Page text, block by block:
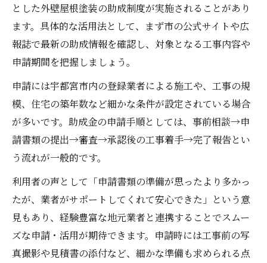
とした外壁屋根塗装の助成制度が実施されることがあり
ます。具体的な活用法として、まず市の公式サイトや広
報誌で最新の助成情報を確認し、対象となる工事内容や
申請期間を把握しましょう。
申請には宇都宮市内の登録業者による施工や、工事の規
模、住宅の築年数など細かな条件が設定されている場合
が多いです。助成金の申請手順としては、事前相談→申
請書類の提出→審査→承認後の工事着手→完了報告とい
う流れが一般的です。
利用者の声として「申請書類の準備が思ったより多かっ
たが、業者がサポートしてくれて安心できた」という意
見もあり、経験豊富な地元業者と連携することでスムー
ズな申請・活用が期待できます。申請時には工事前の写
真撮影や見積書の添付など、細かな準備も求められる点